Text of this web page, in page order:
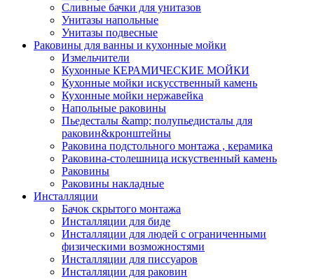
Сливные бачки для унитазов
Унитазы напольные
Унитазы подвесные
Раковины для ванны и кухонные мойки
Измельчители
Кухонные КЕРАМИЧЕСКИЕ МОЙКИ
Кухонные мойки искусственный камень
Кухонные мойки нержавейка
Напольные раковины
Пьедесталы &amp; полупьедисталы для
раковин&кронштейны
Раковина подстольного монтажа , керамика
Раковина-столешница искуственный камень
Раковины
Раковины накладные
Инсталляции
Бачок скрытого монтажа
Инсталляции для биде
Инсталляции для людей с ограниченными
физическими возможностями
Инсталляции для писсуаров
Инсталляции для раковин